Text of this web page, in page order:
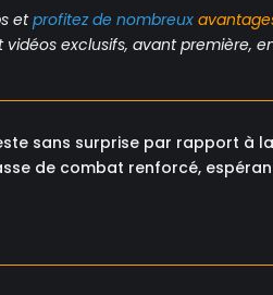
etprofitez de nombreux
exclusifs, avant première,
sans surprise par rapport à
de combat renforcé,